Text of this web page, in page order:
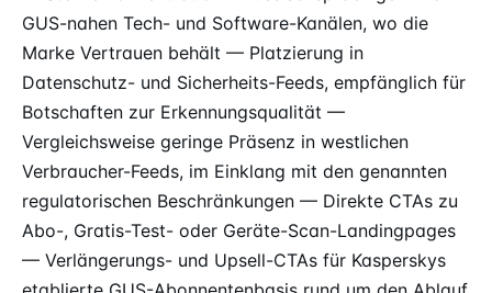
GUS-nahen Tech- und Software-Kanälen, wo die
Marke Vertrauen behält — Platzierung in
Datenschutz- und Sicherheits-Feeds, empfänglich für
Botschaften zur Erkennungsqualität —
Vergleichsweise geringe Präsenz in westlichen
Verbraucher-Feeds, im Einklang mit den genannten
regulatorischen Beschränkungen — Direkte CTAs zu
Abo-, Gratis-Test- oder Geräte-Scan-Landingpages
— Verlängerungs- und Upsell-CTAs für Kasperskys